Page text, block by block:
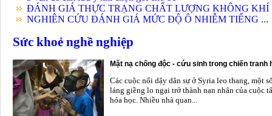
ĐÁNH GIÁ THỰC TRẠNG CHẤT LƯỢNG KHÔNG KHÍ
NGHIÊN CỨU ĐÁNH GIÁ MỨC ĐỘ Ô NHIỄM TIẾNG ...
Sức khoẻ nghề nghiệp
Mặt nạ chống độc - cứu sinh trong chiến tranh
Các cuộc nổi dậy dân sự ở Syria leo thang, một
láng giềng lo ngại trở thành nạn nhân của cuộc
hóa học. Nhiều nhà quan...